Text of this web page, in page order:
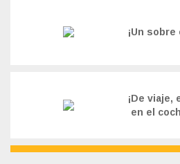
¡Un sobre
¡De viaje,
en el